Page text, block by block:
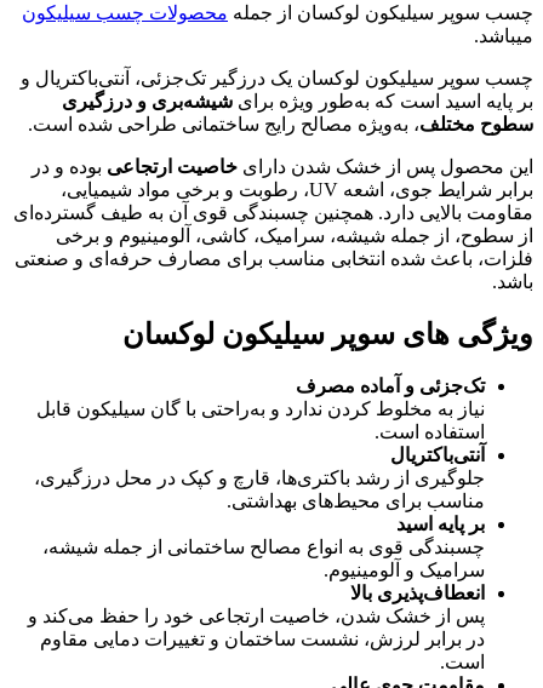
چسب سوپر سیلیکون لوکسان از جمله محصولات چسب سیلیکون
میباشد.
چسب سوپر سیلیکون لوکسان یک درزگیر تک‌جزئی، آنتی‌باکتریال و
بر پایه اسید است که به‌طور ویژه برای شیشه‌بری و درزگیری
سطوح مختلف، به‌ویژه مصالح رایج ساختمانی طراحی شده است.
این محصول پس از خشک شدن دارای خاصیت ارتجاعی بوده و در
برابر شرایط جوی، اشعه UV، رطوبت و برخی مواد شیمیایی،
مقاومت بالایی دارد. همچنین چسبندگی قوی آن به طیف گسترده‌ای
از سطوح، از جمله شیشه، سرامیک، کاشی، آلومینیوم و برخی
فلزات، باعث شده انتخابی مناسب برای مصارف حرفه‌ای و صنعتی
باشد.
ویژگی های سوپر سیلیکون لوکسان
تک‌جزئی و آماده مصرف
نیاز به مخلوط کردن ندارد و به‌راحتی با گان سیلیکون قابل
استفاده است.
آنتی‌باکتریال
جلوگیری از رشد باکتری‌ها، قارچ و کپک در محل درزگیری،
مناسب برای محیط‌های بهداشتی.
بر پایه اسید
چسبندگی قوی به انواع مصالح ساختمانی از جمله شیشه،
سرامیک و آلومینیوم.
انعطاف‌پذیری بالا
پس از خشک شدن، خاصیت ارتجاعی خود را حفظ می‌کند و
در برابر لرزش، نشست ساختمان و تغییرات دمایی مقاوم
است.